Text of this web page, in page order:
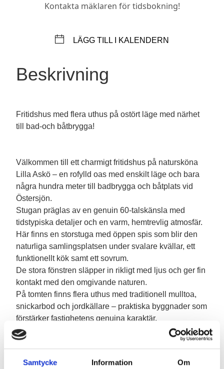
Samtycke Information Om
Kontakta mäklaren för tidsbokning!
LÄGG TILL I KALENDERN
Beskrivning
Fritidshus med flera uthus på ostört läge med närhet
till bad-och båtbrygga!
Välkommen till ett charmigt fritidshus på natursköna
Lilla Askö – en rofylld oas med enskilt läge och bara
några hundra meter till badbrygga och båtplats vid
Östersjön.
Stugan präglas av en genuin 60-talskänsla med
tidstypiska detaljer och en varm, hemtrevlig atmosfär.
Här finns en storstuga med öppen spis som blir den
naturliga samlingsplatsen under svalare kvällar, ett
funktionellt kök samt ett sovrum.
De stora fönstren släpper in rikligt med ljus och ger fin
kontakt med den omgivande naturen.
På tomten finns flera uthus med traditionell mulltoa,
snickarbod och jordkällare – praktiska byggnader som
förstärker fastighetens genuina karaktär.
Den uppvuxna trädgårdstomten är en grönskande
pärla med stenhällar, perenna växter och blommande
höst. Här finns gott om platser för avkoppling, odling